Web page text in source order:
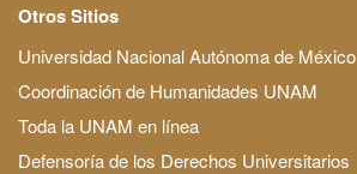
Otros Sitios
Universidad Nacional Autónoma de México
Coordinación de Humanidades UNAM
Toda la UNAM en línea
Defensoría de los Derechos Universitarios